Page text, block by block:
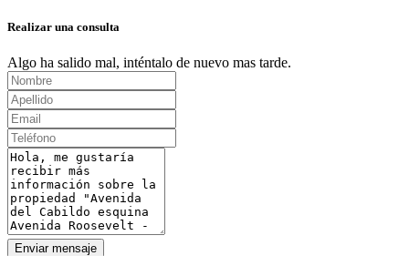
Realizar una consulta
Algo ha salido mal, inténtalo de nuevo mas tarde.
Enviar mensaje